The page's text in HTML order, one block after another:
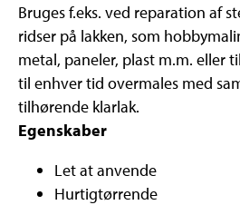
Bruges f.eks. ved reparation af
ridser på lakken, som
metal, paneler, plast m.m. eller
til enhver tid overmales med
tilhørende klarlak.
Egenskaber
Let at anvende
Hurtigtørrende